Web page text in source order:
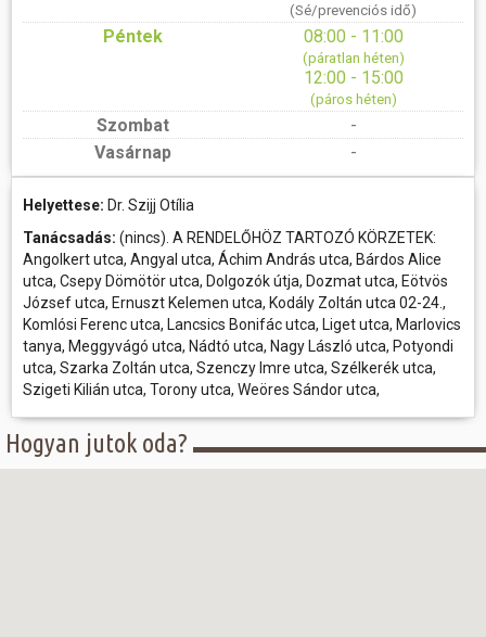
(Sé/prevenciós idő)
Péntek 08:00 - 11:00
(páratlan héten)
12:00 - 15:00
(páros héten)
Szombat
-
Vasárnap
-
Helyettese: Dr. Szijj Otília
Tanácsadás: (nincs). A RENDELŐHÖZ TARTOZÓ KÖRZETEK:
Angolkert utca, Angyal utca, Áchim András utca, Bárdos Alice
utca, Csepy Dömötör utca, Dolgozók útja, Dozmat utca, Eötvös
József utca, Ernuszt Kelemen utca, Kodály Zoltán utca 02-24.,
Komlósi Ferenc utca, Lancsics Bonifác utca, Liget utca, Marlovics
tanya, Meggyvágó utca, Nádtó utca, Nagy László utca, Potyondi
utca, Szarka Zoltán utca, Szenczy Imre utca, Szélkerék utca,
Szigeti Kilián utca, Torony utca, Weöres Sándor utca,
Hogyan jutok oda?